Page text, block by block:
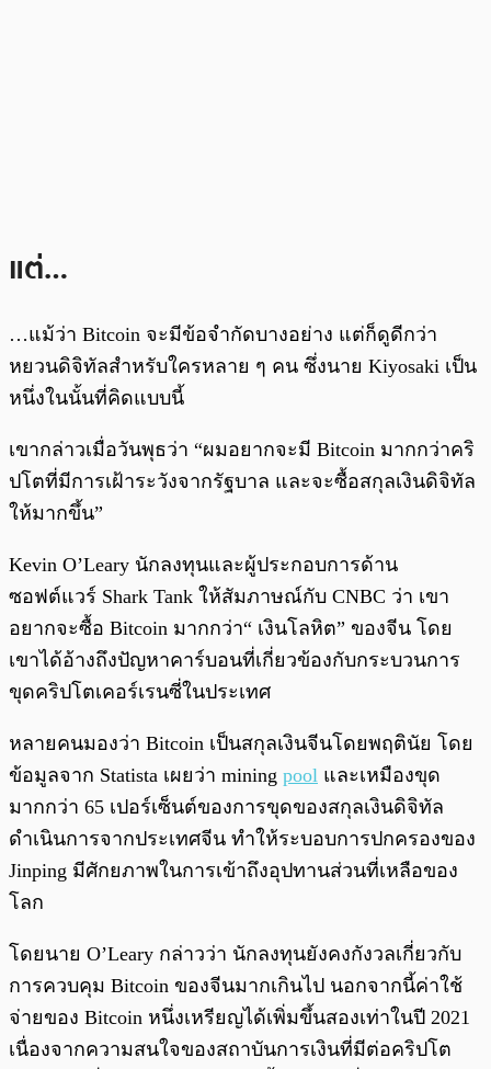
แต่…
…แม้ว่า Bitcoin จะมีข้อจำกัดบางอย่าง แต่ก็ดูดีกว่า
หยวนดิจิทัลสำหรับใครหลาย ๆ คน ซึ่งนาย Kiyosaki เป็น
หนึ่งในนั้นที่คิดแบบนี้
เขากล่าวเมื่อวันพุธว่า “ผมอยากจะมี Bitcoin มากกว่าคริ
ปโตที่มีการเฝ้าระวังจากรัฐบาล และจะซื้อสกุลเงินดิจิทัล
ให้มากขึ้น”
Kevin O’Leary นักลงทุนและผู้ประกอบการด้าน
ซอฟต์แวร์ Shark Tank ให้สัมภาษณ์กับ CNBC ว่า เขา
อยากจะซื้อ Bitcoin มากกว่า“ เงินโลหิต” ของจีน โดย
เขาได้อ้างถึงปัญหาคาร์บอนที่เกี่ยวข้องกับกระบวนการ
ขุดคริปโตเคอร์เรนซี่ในประเทศ
หลายคนมองว่า Bitcoin เป็นสกุลเงินจีนโดยพฤตินัย โดย
ข้อมูลจาก Statista เผยว่า mining pool และเหมืองขุด
มากกว่า 65 เปอร์เซ็นต์ของการขุดของสกุลเงินดิจิทัล
ดำเนินการจากประเทศจีน ทำให้ระบอบการปกครองของ
Jinping มีศักยภาพในการเข้าถึงอุปทานส่วนที่เหลือของ
โลก
โดยนาย O’Leary กล่าวว่า นักลงทุนยังคงกังวลเกี่ยวกับ
การควบคุม Bitcoin ของจีนมากเกินไป นอกจากนี้ค่าใช้
จ่ายของ Bitcoin หนึ่งเหรียญได้เพิ่มขึ้นสองเท่าในปี 2021
เนื่องจากความสนใจของสถาบันการเงินที่มีต่อคริปโต